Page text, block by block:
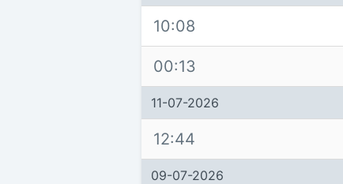
10:08
00:13
11-07-2026
12:44
09-07-2026